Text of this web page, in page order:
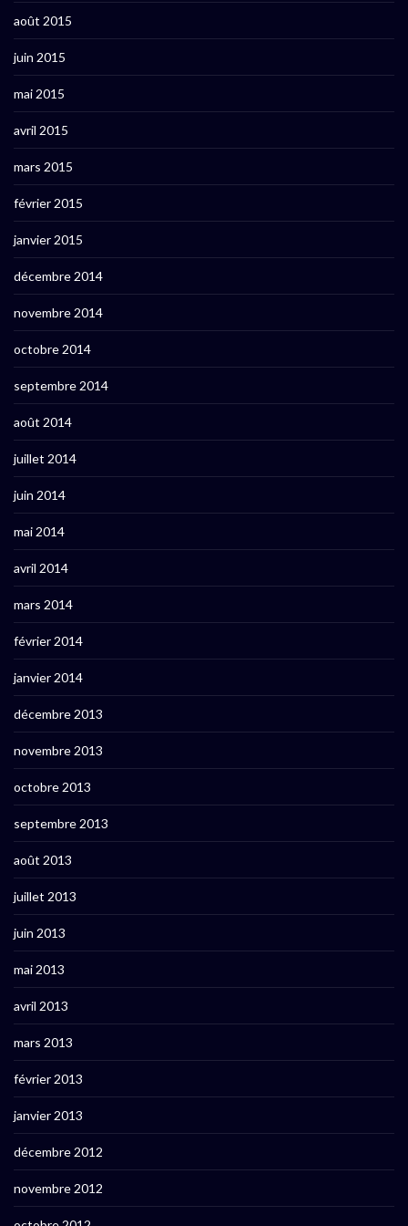
août 2015
juin 2015
mai 2015
avril 2015
mars 2015
février 2015
janvier 2015
décembre 2014
novembre 2014
octobre 2014
septembre 2014
août 2014
juillet 2014
juin 2014
mai 2014
avril 2014
mars 2014
février 2014
janvier 2014
décembre 2013
novembre 2013
octobre 2013
septembre 2013
août 2013
juillet 2013
juin 2013
mai 2013
avril 2013
mars 2013
février 2013
janvier 2013
décembre 2012
novembre 2012